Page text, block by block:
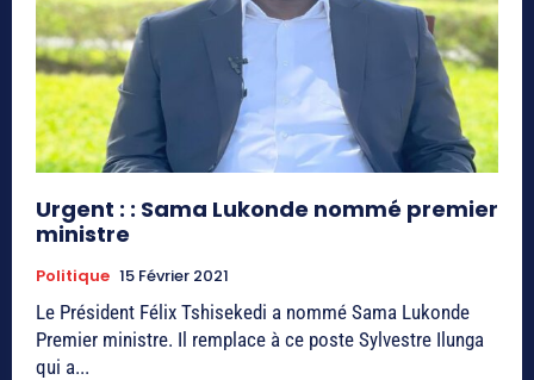
Urgent : : Sama Lukonde nommé premier
ministre
Politique 15 Février 2021
Le Président Félix Tshisekedi a nommé Sama Lukonde
Premier ministre. Il remplace à ce poste Sylvestre Ilunga
qui a...